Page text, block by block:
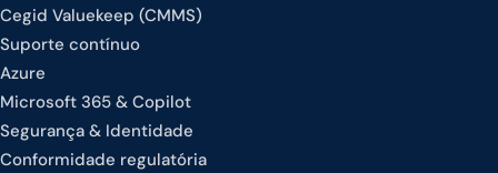
Cegid Valuekeep (CMMS)
Suporte contínuo
Azure
Microsoft 365 & Copilot
Segurança & Identidade
Conformidade regulatória